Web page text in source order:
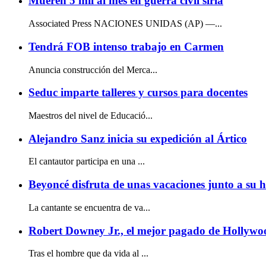
Associated Press NACIONES UNIDAS (AP) —...
Tendrá FOB intenso trabajo en Carmen
Anuncia construcción del Merca...
Seduc imparte talleres y cursos para docentes
Maestros del nivel de Educació...
Alejandro Sanz inicia su expedición al Ártico
El cantautor participa en una ...
Beyoncé disfruta de unas vacaciones junto a su
La cantante se encuentra de va...
Robert Downey Jr., el mejor pagado de
Tras el hombre que da vida al ...